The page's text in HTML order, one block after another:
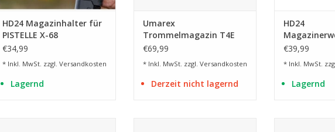
HD24 Magazinhalter für
PISTELLE X-68
€34,99
* Inkl. MwSt. zzgl. Versandkosten
Lagernd
Umarex
Trommelmagazin T4E
TC 68 - 40 Schuss
€69,99
* Inkl. MwSt. zzgl. Versandkosten
Derzeit nicht lagernd
HD24
Schuss für
€39,99
* Inkl. MwSt.
Lagernd